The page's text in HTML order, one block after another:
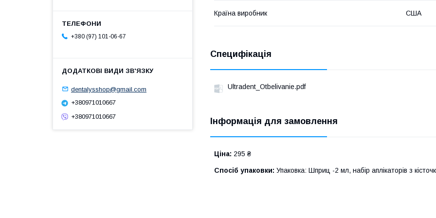
Країна виробник США
Специфікація
Ultradent_Otbelivanie.pdf
Інформація для замовлення
Ціна: 295 ₴
Спосіб упаковки: Упаковка: Шприц -2 мл, набір аплікаторів з
+380 (97) 101-06-67
dentalysshop@gmail.com
+380971010667
+380971010667